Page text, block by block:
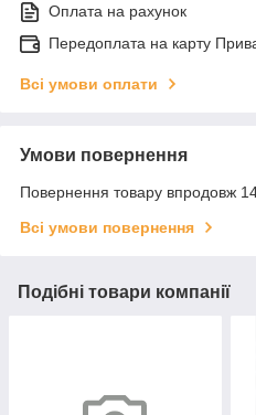
Оплата на рахунок
Передоплата на карту
Всі умови оплати
Умови повернення
Повернення товару впродовж
Всі умови повернення
Подібні товари компанії